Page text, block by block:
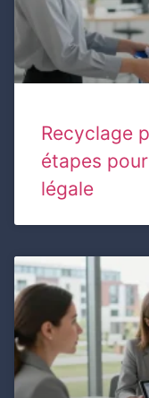
Recyclage
étapes
légale